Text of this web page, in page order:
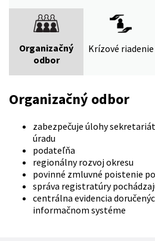
Organizačný
odbor
Krízové riadenie
Organizačný odbor
zabezpečuje úlohy
úradu
podateľňa
regionálny rozvoj okresu
povinné zmluvné poistenie
správa registratúry
centrálna evidencia
informačnom systéme